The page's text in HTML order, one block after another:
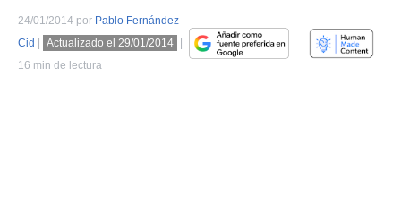
24/01/2014 por Pablo Fernández-
Cid
Actualizado el 29/01/2014
16 min de lectura